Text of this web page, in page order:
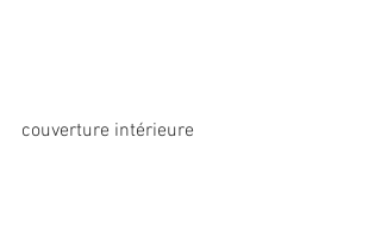
couverture intérieure